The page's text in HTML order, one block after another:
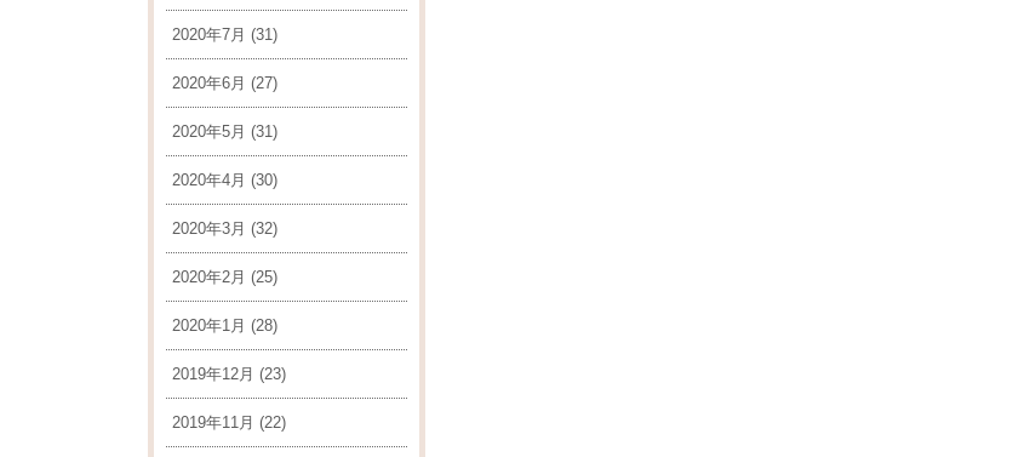
2020年7月 (31)
2020年6月 (27)
2020年5月 (31)
2020年4月 (30)
2020年3月 (32)
2020年2月 (25)
2020年1月 (28)
2019年12月 (23)
2019年11月 (22)